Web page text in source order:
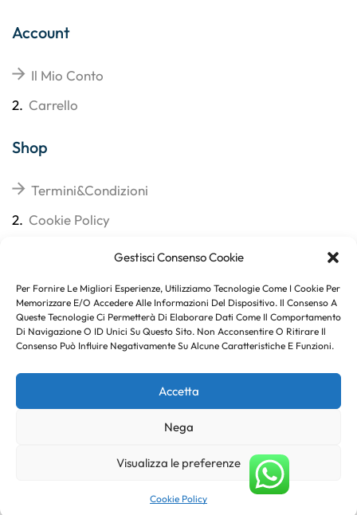
Gestisci Consenso Cookie
Per Fornire Le Migliori Esperienze, Utilizziamo Tecnologie Come I Cookie Per
Memorizzare E/o Accedere Alle Informazioni Del Dispositivo. Il Consenso A
Queste Tecnologie Ci Permetterà Di Elaborare Dati Come Il Comportamento
Di Navigazione O ID Unici Su Questo Sito. Non Acconsentire O Ritirare Il
Consenso Può Influire Negativamente Su Alcune Caratteristiche E Funzioni.
Accetta
Nega
Visualizza le preferenze
Cookie Policy
Account
Il Mio Conto
2. Carrello
Shop
Termini&Condizioni
2. Cookie Policy
Buy Now
Sign In